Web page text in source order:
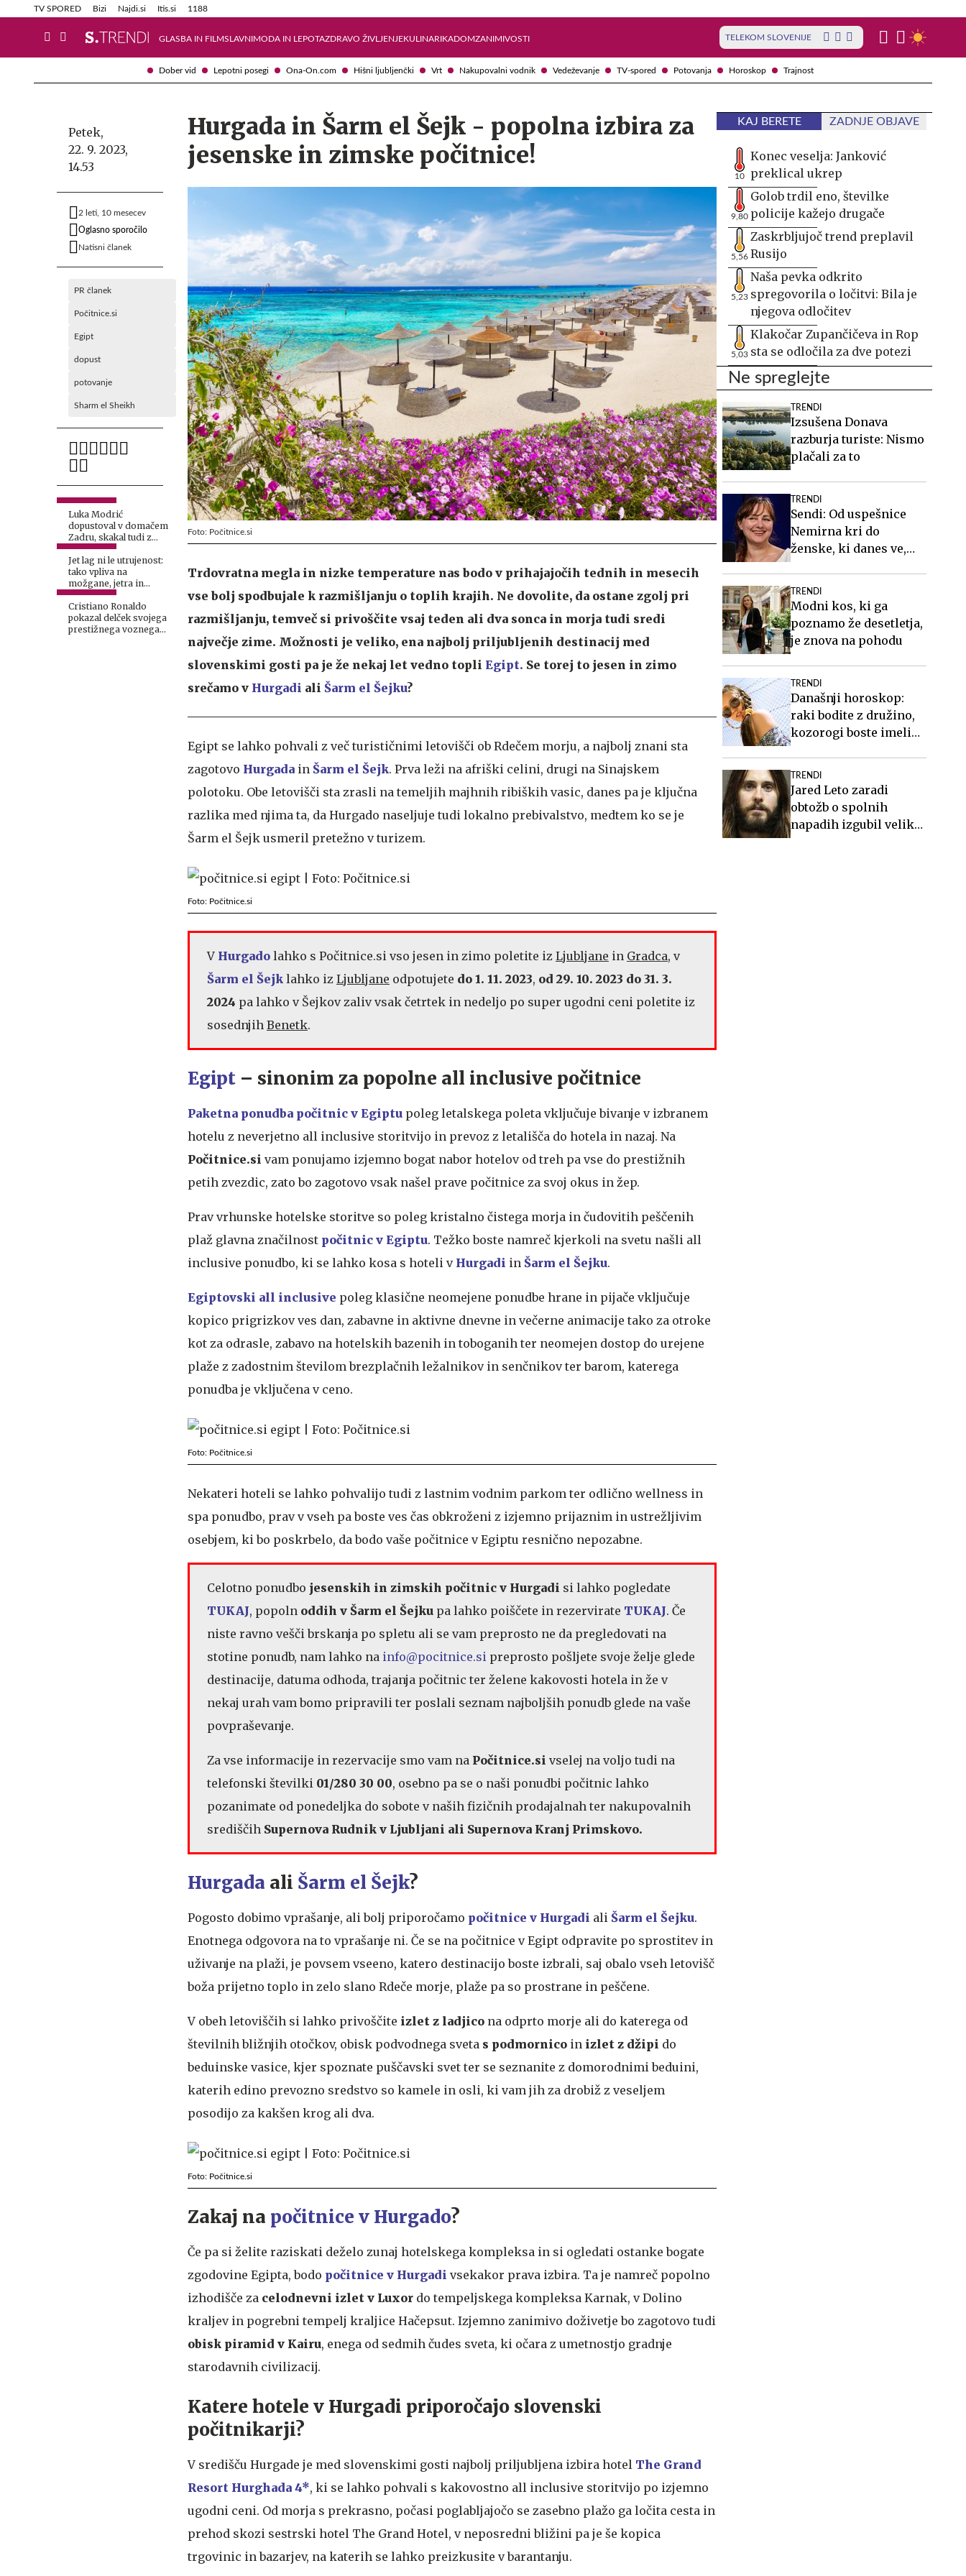
Dober vid Lepotni posegi Ona-On.com Hišni ljubljenčki Vrt Nakupovalni vodnik Vedeževanje TV-spored Potovanja Horoskop Trajnost
TV SPORED Bizi Najdi.si Itis.si 1188
GLASBA IN FILMSLAVNIMODA IN LEPOTAZDRAVO ŽIVLJENJEKULINARIKADOMZANIMIVOSTI TELEKOM SLOVENIJE
Info in obvestila Tehnik
Petek,
22. 9. 2023,
14.53
2 leti, 10 mesecev
Oglasno sporočilo
Natisni članek
PR članek
Počitnice.si
Egipt
dopust
potovanje
Sharm el Sheikh
Luka Modrić
dopustoval v domačem
Zadru, skakal tudi z
najvišje skakalnice
Jet lag ni le utrujenost:
tako vpliva na
možgane, jetra in
celotno telo
Cristiano Ronaldo
pokazal delček svojega
prestižnega voznega
Hurgada in Šarm el Šejk - popolna izbira za
jesenske in zimske počitnice!
Foto: Počitnice.si
Trdovratna megla in nizke temperature nas bodo v prihajajočih tednih in mesecih
vse bolj spodbujale k razmišljanju o toplih krajih. Ne dovolite, da ostane zgolj pri
razmišljanju, temveč si privoščite vsaj teden ali dva sonca in morja tudi sredi
največje zime. Možnosti je veliko, ena najbolj priljubljenih destinacij med
slovenskimi gosti pa je že nekaj let vedno topli Egipt. Se torej to jesen in zimo
srečamo v Hurgadi ali Šarm el Šejku?
Egipt se lahko pohvali z več turističnimi letovišči ob Rdečem morju, a najbolj znani sta
zagotovo Hurgada in Šarm el Šejk. Prva leži na afriški celini, drugi na Sinajskem
polotoku. Obe letovišči sta zrasli na temeljih majhnih ribiških vasic, danes pa je ključna
razlika med njima ta, da Hurgado naseljuje tudi lokalno prebivalstvo, medtem ko se je
Šarm el Šejk usmeril pretežno v turizem.
Foto: Počitnice.si
V Hurgado lahko s Počitnice.si vso jesen in zimo poletite iz Ljubljane in Gradca, v
Šarm el Šejk lahko iz Ljubljane odpotujete do 1. 11. 2023, od 29. 10. 2023 do 31. 3.
2024 pa lahko v Šejkov zaliv vsak četrtek in nedeljo po super ugodni ceni poletite iz
sosednjih Benetk.
Egipt – sinonim za popolne all inclusive počitnice
Paketna ponudba počitnic v Egiptu poleg letalskega poleta vključuje bivanje v izbranem
hotelu z neverjetno all inclusive storitvijo in prevoz z letališča do hotela in nazaj. Na
Počitnice.si vam ponujamo izjemno bogat nabor hotelov od treh pa vse do prestižnih
petih zvezdic, zato bo zagotovo vsak našel prave počitnice za svoj okus in žep.
Prav vrhunske hotelske storitve so poleg kristalno čistega morja in čudovitih peščenih
plaž glavna značilnost počitnic v Egiptu. Težko boste namreč kjerkoli na svetu našli all
inclusive ponudbo, ki se lahko kosa s hoteli v Hurgadi in Šarm el Šejku.
Egiptovski all inclusive poleg klasične neomejene ponudbe hrane in pijače vključuje
kopico prigrizkov ves dan, zabavne in aktivne dnevne in večerne animacije tako za otroke
kot za odrasle, zabavo na hotelskih bazenih in toboganih ter neomejen dostop do urejene
plaže z zadostnim številom brezplačnih ležalnikov in senčnikov ter barom, katerega
ponudba je vključena v ceno.
Foto: Počitnice.si
Nekateri hoteli se lahko pohvalijo tudi z lastnim vodnim parkom ter odlično wellness in
spa ponudbo, prav v vseh pa boste ves čas obkroženi z izjemno prijaznim in ustrežljivim
osebjem, ki bo poskrbelo, da bodo vaše počitnice v Egiptu resnično nepozabne.
Celotno ponudbo jesenskih in zimskih počitnic v Hurgadi si lahko pogledate
TUKAJ, popoln oddih v Šarm el Šejku pa lahko poiščete in rezervirate TUKAJ. Če
niste ravno vešči brskanja po spletu ali se vam preprosto ne da pregledovati na
stotine ponudb, nam lahko na info@pocitnice.si preprosto pošljete svoje želje glede
destinacije, datuma odhoda, trajanja počitnic ter želene kakovosti hotela in že v
nekaj urah vam bomo pripravili ter poslali seznam najboljših ponudb glede na vaše
povpraševanje.
Za vse informacije in rezervacije smo vam na Počitnice.si vselej na voljo tudi na
telefonski številki 01/280 30 00, osebno pa se o naši ponudbi počitnic lahko
pozanimate od ponedeljka do sobote v naših fizičnih prodajalnah ter nakupovalnih
središčih Supernova Rudnik v Ljubljani ali Supernova Kranj Primskovo.
Hurgada ali Šarm el Šejk?
Pogosto dobimo vprašanje, ali bolj priporočamo počitnice v Hurgadi ali Šarm el Šejku.
Enotnega odgovora na to vprašanje ni. Če se na počitnice v Egipt odpravite po sprostitev in
uživanje na plaži, je povsem vseeno, katero destinacijo boste izbrali, saj obalo vseh letovišč
boža prijetno toplo in zelo slano Rdeče morje, plaže pa so prostrane in peščene.
V obeh letoviščih si lahko privoščite izlet z ladjico na odprto morje ali do katerega od
številnih bližnjih otočkov, obisk podvodnega sveta s podmornico in izlet z džipi do
beduinske vasice, kjer spoznate puščavski svet ter se seznanite z domorodnimi beduini,
katerih edino prevozno sredstvo so kamele in osli, ki vam jih za drobiž z veseljem
posodijo za kakšen krog ali dva.
Foto: Počitnice.si
Zakaj na počitnice v Hurgado?
Če pa si želite raziskati deželo zunaj hotelskega kompleksa in si ogledati ostanke bogate
zgodovine Egipta, bodo počitnice v Hurgadi vsekakor prava izbira. Ta je namreč popolno
izhodišče za celodnevni izlet v Luxor do tempeljskega kompleksa Karnak, v Dolino
kraljev in pogrebni tempelj kraljice Hačepsut. Izjemno zanimivo doživetje bo zagotovo tudi
obisk piramid v Kairu, enega od sedmih čudes sveta, ki očara z umetnostjo gradnje
starodavnih civilizacij.
Katere hotele v Hurgadi priporočajo slovenski
počitnikarji?
V središču Hurgade je med slovenskimi gosti najbolj priljubljena izbira hotel The Grand
Resort Hurghada 4*, ki se lahko pohvali s kakovostno all inclusive storitvijo po izjemno
ugodni ceni. Od morja s prekrasno, počasi poglabljajočo se zasebno plažo ga ločita cesta in
prehod skozi sestrski hotel The Grand Hotel, v neposredni bližini pa je še kopica
trgovinic in bazarjev, na katerih se lahko preizkusite v barantanju.
KAJ BERETE ZADNJE OBJAVE
10
Konec veselja: Janković
preklical ukrep
9,80
Golob trdil eno, številke
policije kažejo drugače
5,56
Zaskrbljujoč trend preplavil
Rusijo
5,23
Naša pevka odkrito
spregovorila o ločitvi: Bila je
njegova odločitev
5,03
Klakočar Zupančičeva in Rop
sta se odločila za dve potezi
Ne spreglejte
TRENDI
Izsušena Donava
razburja turiste: Nismo
plačali za to
TRENDI
Sendi: Od uspešnice
Nemirna kri do
ženske, ki danes ve,
TRENDI
Modni kos, ki ga
poznamo že desetletja,
je znova na pohodu
TRENDI
Današnji horoskop:
raki bodite z družino,
kozorogi boste imeli
TRENDI
Jared Leto zaradi
obtožb o spolnih
napadih izgubil veliko